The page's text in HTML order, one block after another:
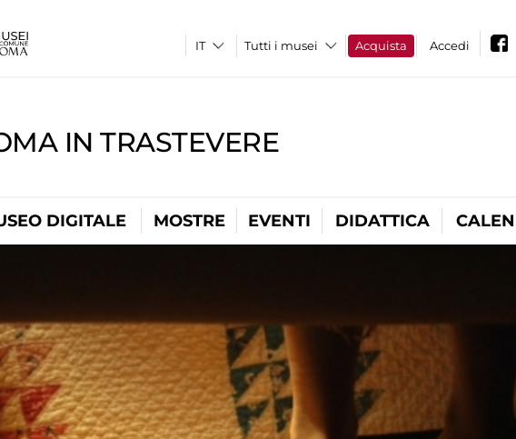
Tutti i musei Acquista Accedi
IN TRASTEVERE
DIGITALE MOSTRE EVENTI DIDATTICA